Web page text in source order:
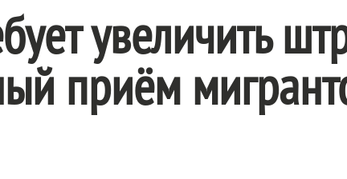
увеличить
приём